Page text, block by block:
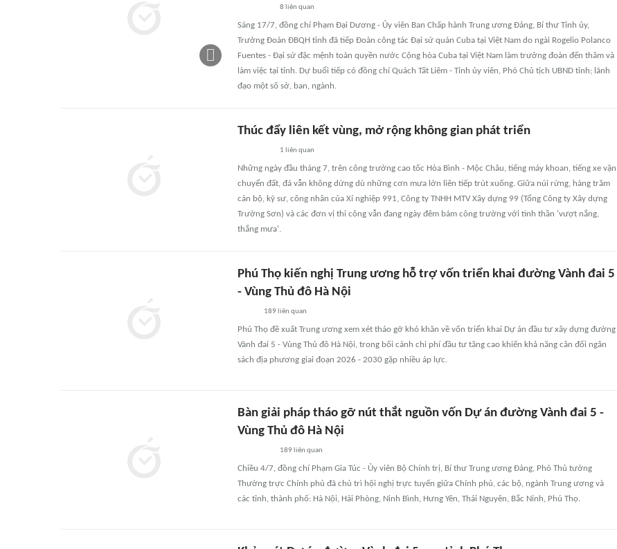
8 liên quan
Sáng 17/7, đồng chí Phạm Đại Dương - Ủy viên Ban Chấp hành Trung ương Đảng, Bí thư Tỉnh ủy,
Trưởng Đoàn ĐBQH tỉnh đã tiếp Đoàn công tác Đại sứ quán Cuba tại Việt Nam do ngài Rogelio Polanco
Fuentes - Đại sứ đặc mệnh toàn quyền nước Cộng hòa Cuba tại Việt Nam làm trưởng đoàn đến thăm và
làm việc tại tỉnh. Dự buổi tiếp có đồng chí Quách Tất Liêm - Tỉnh ủy viên, Phó Chủ tịch UBND tỉnh; lãnh
đạo một số sở, ban, ngành.
Thúc đẩy liên kết vùng, mở rộng không gian phát triển
1 liên quan
Những ngày đầu tháng 7, trên công trường cao tốc Hòa Bình - Mộc Châu, tiếng máy khoan, tiếng xe vận
chuyển đất, đá vẫn không dừng dù những cơn mưa lớn liên tiếp trút xuống. Giữa núi rừng, hàng trăm
cán bộ, kỹ sư, công nhân của Xí nghiệp 991, Công ty TNHH MTV Xây dựng 99 (Tổng Công ty Xây dựng
Trường Sơn) và các đơn vị thi công vẫn đang ngày đêm bám công trường với tinh thần 'vượt nắng,
thắng mưa'.
Phú Thọ kiến nghị Trung ương hỗ trợ vốn triển khai đường Vành đai 5
- Vùng Thủ đô Hà Nội
189 liên quan
Phú Thọ đề xuất Trung ương xem xét tháo gỡ khó khăn về vốn triển khai Dự án đầu tư xây dựng đường
Vành đai 5 - Vùng Thủ đô Hà Nội, trong bối cảnh chi phí đầu tư tăng cao khiến khả năng cân đối ngân
sách địa phương giai đoạn 2026 - 2030 gặp nhiều áp lực.
Bàn giải pháp tháo gỡ nút thắt nguồn vốn Dự án đường Vành đai 5 -
Vùng Thủ đô Hà Nội
189 liên quan
Chiều 4/7, đồng chí Phạm Gia Túc - Ủy viên Bộ Chính trị, Bí thư Trung ương Đảng, Phó Thủ tướng
Thường trực Chính phủ đã chủ trì hội nghị trực tuyến giữa Chính phủ, các bộ, ngành Trung ương và
các tỉnh, thành phố: Hà Nội, Hải Phòng, Ninh Bình, Hưng Yên, Thái Nguyên, Bắc Ninh, Phú Thọ.